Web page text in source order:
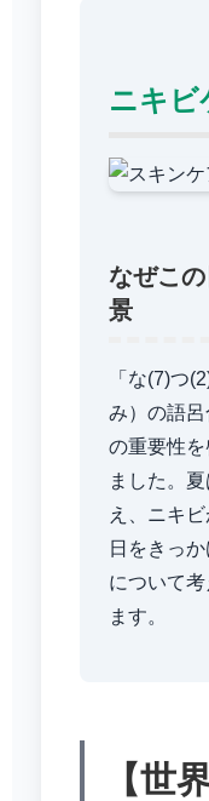
ニキビ
なぜこ
景
「な(7)つ
み）の語
の重要性
ました。
え、ニキ
日をきっ
について
ます。
【世